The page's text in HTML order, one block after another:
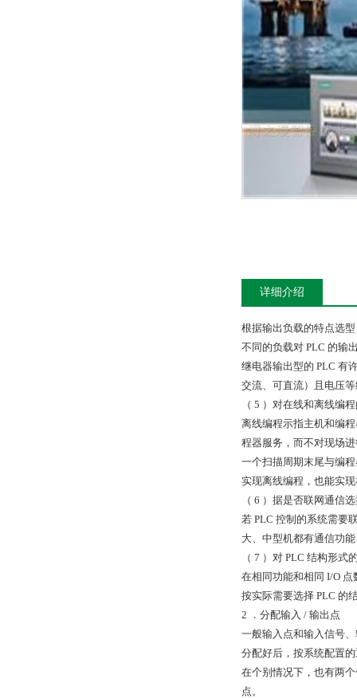
详细介绍
根据输出负载的特点选型
不同的负载对 PLC 的输
继电器输出型的 PLC 有
交流、可直流）且电压
（ 5 ）对在线和离线编
离线编程示指主机和编
程器服务，而不对现场
一个扫描周期末尾与编
实现离线编程，也能实
（ 6 ）据是否联网通信
若 PLC 控制的系统需要
大、中型机都有通信功
（ 7 ）对 PLC 结构形式
在相同功能和相同 I/O
按实际需要选择 PLC 的
2 ．分配输入 / 输出点
一般输入点和输入信号
分配好后，按系统配置
在个别情况下，也有两
点。